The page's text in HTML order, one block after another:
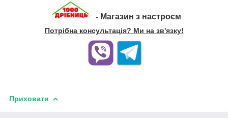
- Магазин з настроєм
Потрібна консультація? Ми на зв'язку!
Приховати